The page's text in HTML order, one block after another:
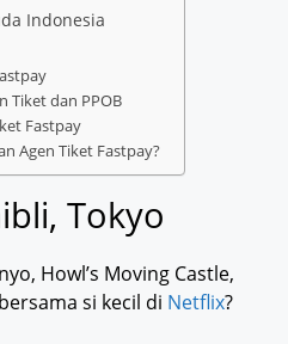
Indonesia
Tiket dan PPOB
Fastpay
Agen Tiket Fastpay?
Tokyo
Howl’s Moving Castle,
si kecil di Netflix?